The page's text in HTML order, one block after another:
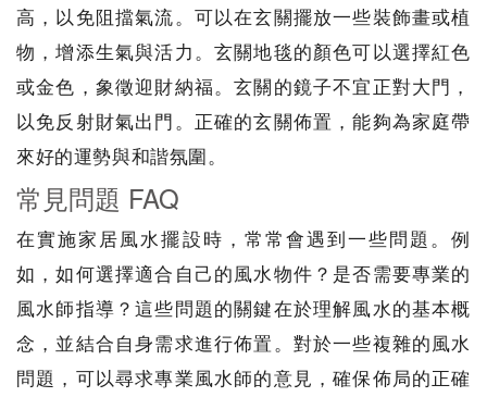
高，以免阻擋氣流。可以在玄關擺放一些裝飾畫或植
物，增添生氣與活力。玄關地毯的顏色可以選擇紅色
或金色，象徵迎財納福。玄關的鏡子不宜正對大門，
以免反射財氣出門。正確的玄關佈置，能夠為家庭帶
來好的運勢與和諧氛圍。
常見問題 FAQ
在實施家居風水擺設時，常常會遇到一些問題。例
如，如何選擇適合自己的風水物件？是否需要專業的
風水師指導？這些問題的關鍵在於理解風水的基本概
念，並結合自身需求進行佈置。對於一些複雜的風水
問題，可以尋求專業風水師的意見，確保佈局的正確